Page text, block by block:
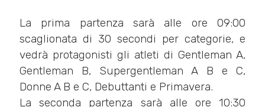
La prima partenza sarà alle ore 09:00
scaglionata di 30 secondi per categorie, e
vedrà protagonisti gli atleti di Gentleman A,
Gentleman B, Supergentleman A B e C,
Donne A B e C, Debuttanti e Primavera.
La seconda partenza sarà alle ore 10:30